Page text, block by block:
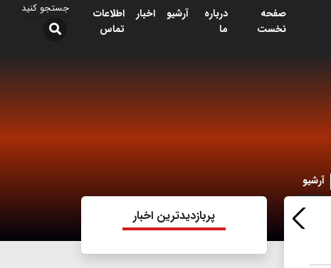
صفحه
نخست
درباره
ما
آرشیو اخبار
اطلاعات
تماس
آرشیو
پربازدیدترین اخبار